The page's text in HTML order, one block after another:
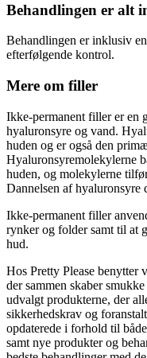
Behandlingen er alt
Behandlingen er inklusiv
efterfølgende kontrol.
Mere om filler
Ikke-permanent filler er en
hyaluronsyre og vand.
huden og er også den
Hyaluronsyremolekylerne
huden, og molekylerne
Dannelsen af hyaluronsyre
Ikke-permanent filler
rynker og folder samt til at
hud.
Hos Pretty Please benytter
der sammen skaber
udvalgt produkterne, der
sikkerhedskrav og
opdaterede i forhold til
samt nye produkter og